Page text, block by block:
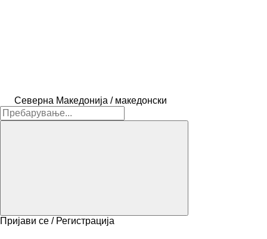
Северна Македонија / македонски
Пријави се / Регистрација